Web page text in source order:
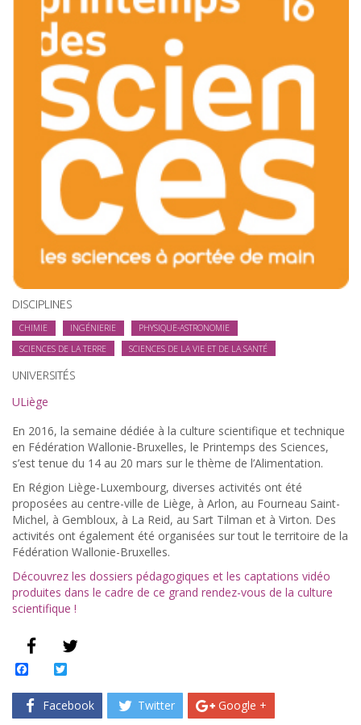
DISCIPLINES
CHIMIE INGÉNIERIE
PHYSIQUE-ASTRONOMIE
SCIENCES DE LA TERRE
SCIENCES DE LA VIE ET DE LA SANTÉ
UNIVERSITÉS
ULiège
En 2016, la semaine dédiée à la culture scientifique et technique
en Fédération Wallonie-Bruxelles, le Printemps des Sciences,
s’est tenue du 14 au 20 mars sur le thème de l’Alimentation.
En Région Liège-Luxembourg, diverses activités ont été
proposées au centre-ville de Liège, à Arlon, au Fourneau Saint-
Michel, à Gembloux, à La Reid, au Sart Tilman et à Virton. Des
activités ont également été organisées sur tout le territoire de la
Fédération Wallonie-Bruxelles.
Découvrez les dossiers pédagogiques et les captations vidéo
produites dans le cadre de ce grand rendez-vous de la culture
scientifique !
Facebook
Facebook Twitter Google +